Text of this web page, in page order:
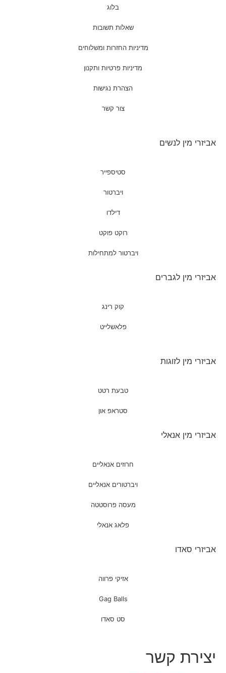
בלוג
שאלות תשובות
מדיניות החזרות ומשלוחים
מדיניות פרטיות ותקנון
הצהרת נגישות
צור קשר
אביזרי מין לנשים
סטיספייר
ויברטור
דילדו
רוקט פוקט
ויברטור למתחילות
אביזרי מין לגברים
קוק רינג
פלאשלייט
אביזרי מין לזוגות
טבעת רטט
סטראפ און
אביזרי מין אנאלי
חרוזים אנאליים
ויברטורים אנאליים
מעסה פרוסטטה
פלאג אנאלי
אביזרי סאדו
אזיקי פרווה
Gag Balls
סט סאדו
יצירת קשר